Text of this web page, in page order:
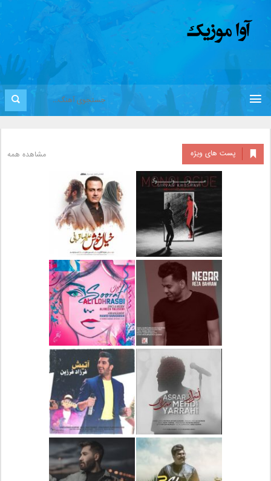
پست های ویژه مشاهده همه
دانلود آلبوم جدید سیروان
خسروی بنام مونولوگ
دانلود آهنگ جدید علیرضا
قربانی بنام خیال خوش
دانلود آهنگ جدید رضا
بهرام بنام نگار
دانلود آهنگ جدید علی
لهراسبی بنام صورت
دانلود آهنگ جدید مهدی
یراحی بنام اسرار
دانلود آهنگ جدید فرزاد
فرزین بنام آتیش